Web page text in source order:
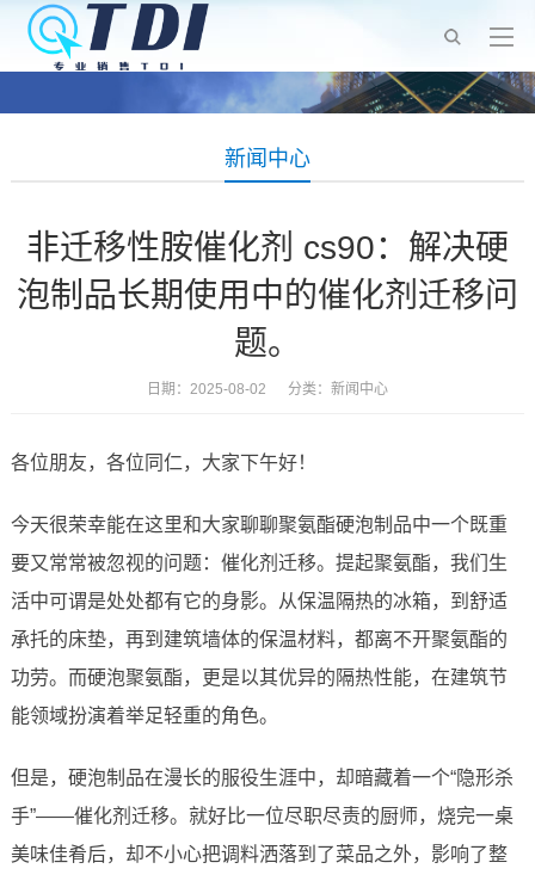
新闻中心
非迁移性胺催化剂 cs90：解决硬
泡制品长期使用中的催化剂迁移问
题。
日期：2025-08-02 分类： 新闻中心
各位朋友，各位同仁，大家下午好！
今天很荣幸能在这里和大家聊聊聚氨酯硬泡制品中一个既重
要又常常被忽视的问题：催化剂迁移。提起聚氨酯，我们生
活中可谓是处处都有它的身影。从保温隔热的冰箱，到舒适
承托的床垫，再到建筑墙体的保温材料，都离不开聚氨酯的
功劳。而硬泡聚氨酯，更是以其优异的隔热性能，在建筑节
能领域扮演着举足轻重的角色。
但是，硬泡制品在漫长的服役生涯中，却暗藏着一个“隐形杀
手”——催化剂迁移。就好比一位尽职尽责的厨师，烧完一桌
美味佳肴后，却不小心把调料洒落到了菜品之外，影响了整